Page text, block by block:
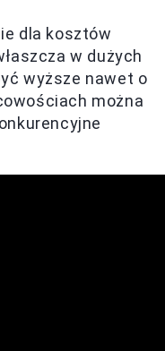
dla kosztów
w dużych
wyższe nawet o
można